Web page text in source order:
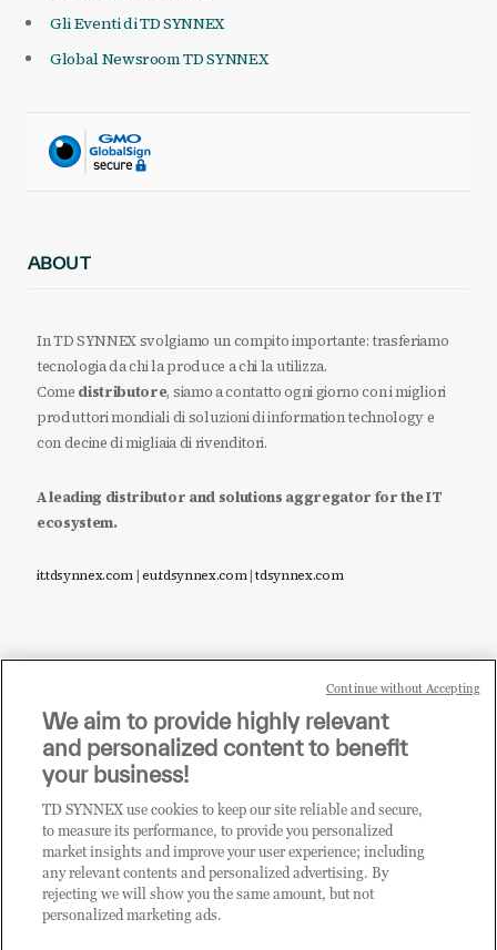
Gli Eventi di TD SYNNEX
Global Newsroom TD SYNNEX
ABOUT
In TD SYNNEX svolgiamo un compito importante: trasferiamo
tecnologia da chi la produce a chi la utilizza.
Come distributore, siamo a contatto ogni giorno con i migliori
produttori mondiali di soluzioni di information technology e
con decine di migliaia di rivenditori.
A leading distributor and solutions aggregator for the IT
ecosystem.
it.tdsynnex.com|eu.tdsynnex.com|tdsynnex.com
Sei un rivenditore di tecnologia e desideri acquistare
i prodotti o le soluzioni trattate sul blog?
CLICCA QUI E DIVENTA
CLIENTE TD SYNNEX
We aim to provide highly relevant
and personalized content to benefit
your business!
TD SYNNEX use cookies to keep our site reliable and secure,
to measure its performance, to provide you personalized
market insights and improve your user experience; including
any relevant contents and personalized advertising. By
rejecting we will show you the same amount, but not
personalized marketing ads.
Continue without Accepting